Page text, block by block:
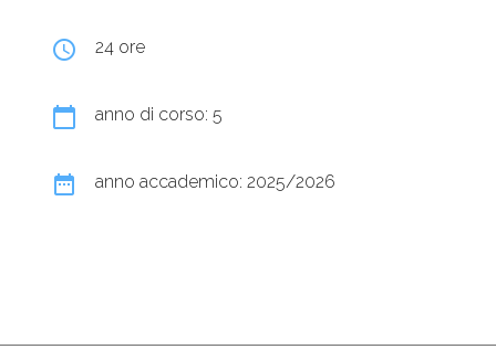
query_builder 24 ore
calendar_today anno di corso: 5
date_range anno accademico: 2025/2026